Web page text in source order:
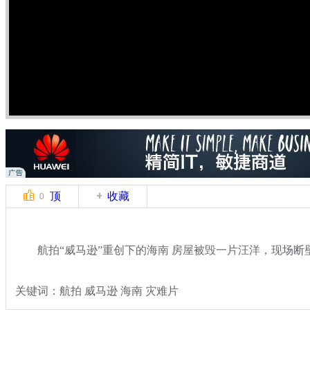
0 顶 收藏
航拍“威马逊”重创下的海南 房屋被毁一片汪洋，现场断
关键词：航拍 威马逊 海南 灾难片